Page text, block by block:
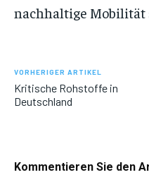
nachhaltige Mobilität
VORHERIGER ARTIKEL
Kritische Rohstoffe in
Deutschland
Kommentieren Sie den